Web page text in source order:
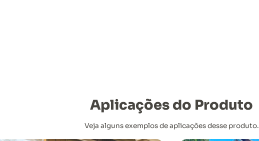
Aplicações do Produto
Veja alguns exemplos de aplicações desse produto.